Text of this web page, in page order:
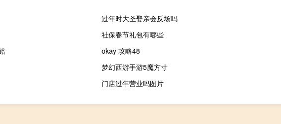
过年时大圣娶亲会反场吗
社保春节礼包有哪些
okay 攻略48
梦幻西游手游5魔方寸
门店过年营业吗图片